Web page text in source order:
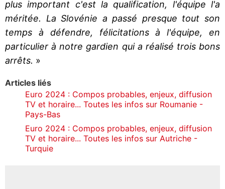
plus important c'est la qualification, l'équipe l'a
méritée. La Slovénie a passé presque tout son
temps à défendre, félicitations à l'équipe, en
particulier à notre gardien qui a réalisé trois bons
arrêts. »
Articles liés
Euro 2024 : Compos probables, enjeux, diffusion
TV et horaire... Toutes les infos sur Roumanie -
Pays-Bas
Euro 2024 : Compos probables, enjeux, diffusion
TV et horaire... Toutes les infos sur Autriche -
Turquie